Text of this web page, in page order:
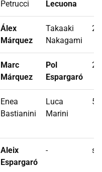
Petrucci
Lecuona
Álex
Márquez
Takaaki
Nakagami
Marc
Márquez
Pol
Espargaró
Enea
Bastianini
Luca
Marini
5
Aleix
Espargaró
-